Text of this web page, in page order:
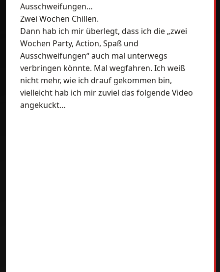
Ausschweifungen…
Zwei Wochen Chillen.
Dann hab ich mir überlegt, dass ich die „zwei
Wochen Party, Action, Spaß und
Ausschweifungen“ auch mal unterwegs
verbringen könnte. Mal wegfahren. Ich weiß
nicht mehr, wie ich drauf gekommen bin,
vielleicht hab ich mir zuviel das folgende Video
angekuckt…